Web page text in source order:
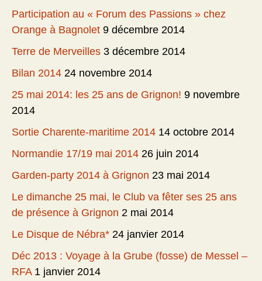
Participation au « Forum des Passions » chez
Orange à Bagnolet 9 décembre 2014
Terre de Merveilles 3 décembre 2014
Bilan 2014 24 novembre 2014
25 mai 2014: les 25 ans de Grignon! 9 novembre
2014
Sortie Charente-maritime 2014 14 octobre 2014
Normandie 17/19 mai 2014 26 juin 2014
Garden-party 2014 à Grignon 23 mai 2014
Le dimanche 25 mai, le Club va fêter ses 25 ans
de présence à Grignon 2 mai 2014
Le Disque de Nébra* 24 janvier 2014
Déc 2013 : Voyage à la Grube (fosse) de Messel –
RFA 1 janvier 2014